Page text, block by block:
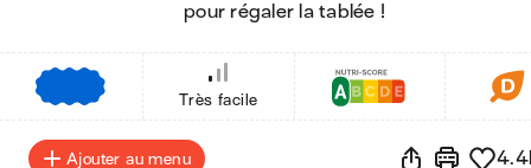
pour régaler la tablée !
Très facile
Ajouter au menu